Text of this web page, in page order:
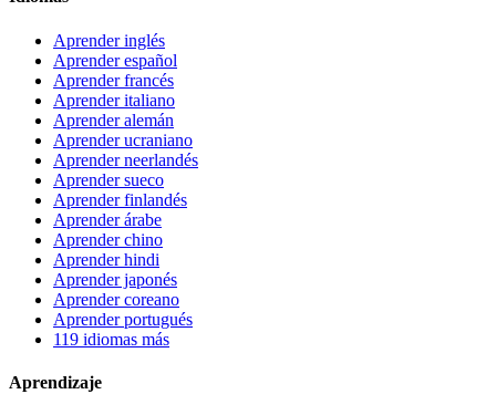
Aprender inglés
Aprender español
Aprender francés
Aprender italiano
Aprender alemán
Aprender ucraniano
Aprender neerlandés
Aprender sueco
Aprender finlandés
Aprender árabe
Aprender chino
Aprender hindi
Aprender japonés
Aprender coreano
Aprender portugués
119 idiomas más
Aprendizaje